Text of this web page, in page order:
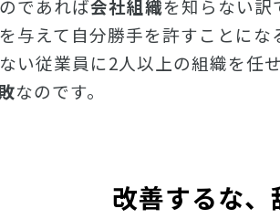
であれば会社組織を知らない訳
与えて自分勝手を許すことにな
い従業員に2人以上の組織を任
なのです。
改善するな、